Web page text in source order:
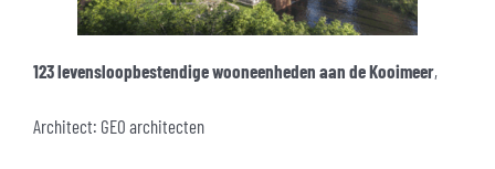
123 levensloopbestendige wooneenheden aan de Kooimeer,
Architect: GEO architecten